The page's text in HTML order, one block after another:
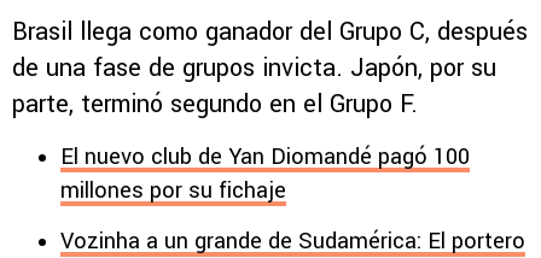
Brasil llega como ganador del Grupo C, después
de una fase de grupos invicta. Japón, por su
parte, terminó segundo en el Grupo F.
El nuevo club de Yan Diomandé pagó 100
millones por su fichaje
Vozinha a un grande de Sudamérica: El portero